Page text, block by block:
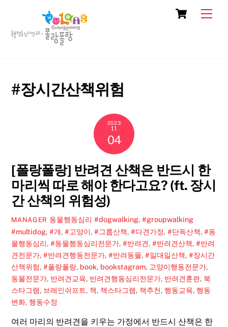
content
Cart
#장시간산책위험
2023
11
04
[폴랑폴랑] 반려견 산책은 반드시 한
마리씩 따로 해야 한다고요? (ft. 장시
간 산책의 위험성)
MANAGER 동물행동심리 #dogwalking, #groupwalking
#multidog,#개,#고양이,#그룹산책,#다견가정,#단독산책,#동
물행동심리,#동물행동심리전문가,#반려견,#반려견산책,#반려
견전문가,#반려견행동전문가,#반려동물,#일대일산책,#장시간
산책위험,#폴랑폴랑, book, bookstagram, 고양이행동전문가,
동물전문가, 반려견교육, 반려견행동심리전문가, 반려견훈련, 북
스타그램, 브레인쉬프트, 책, 책스타그램, 책추천, 행동교육, 행동
변화, 행동수정
여러 마리의 반려견을 키우는 가정에서 반드시 산책은 한